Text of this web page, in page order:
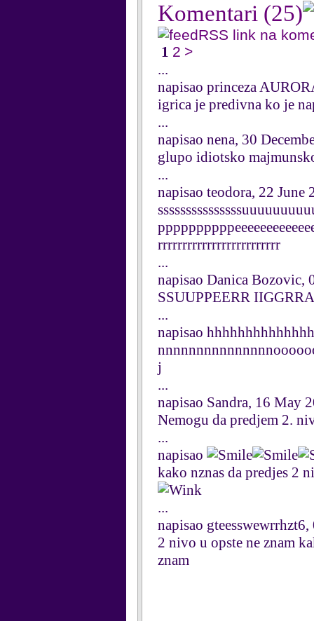
Komentari (25)
RSS link na
1 2 >
...
napisao princeza
igrica je predivna ko je
...
napisao nena, 30
glupo idiotsko
...
napisao teodora, 22 June
rrrrrrrrrrrrrrrrrrrrrrrrr
...
napisao Danica Bozovic,
SSUUPPEERR
...
napisao
j
...
napisao Sandra, 16 May
Nemogu da predjem 2.
...
napisao
kako nznas da predjes 2
...
napisao
2 nivo u opste ne znam
znam